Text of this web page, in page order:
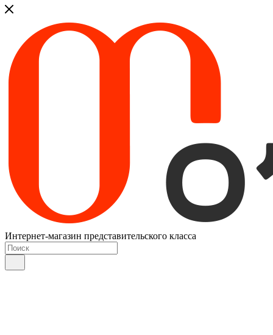
Интернет-магазин представительского класса